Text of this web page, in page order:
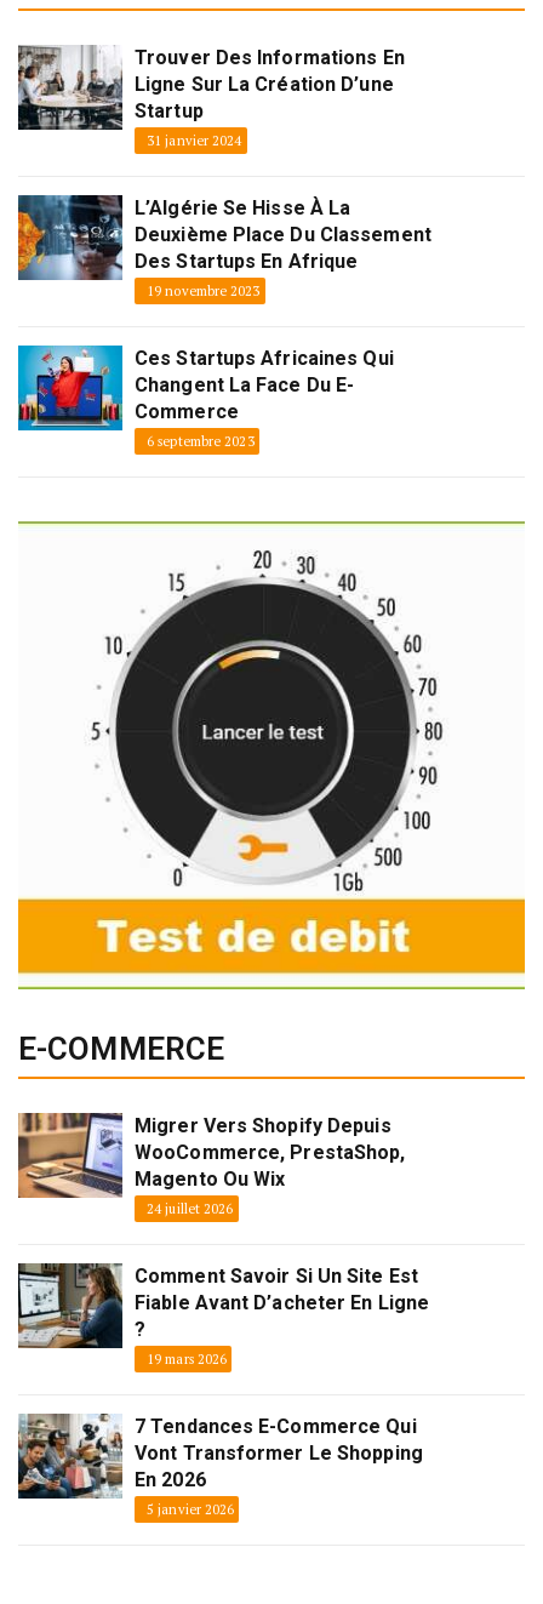
Trouver Des Informations En
Ligne Sur La Création D’une
Startup
31 janvier 2024
L’Algérie Se Hisse À La
Deuxième Place Du Classement
Des Startups En Afrique
19 novembre 2023
Ces Startups Africaines Qui
Changent La Face Du E-
Commerce
6 septembre 2023
E-COMMERCE
Migrer Vers Shopify Depuis
WooCommerce, PrestaShop,
Magento Ou Wix
24 juillet 2026
Comment Savoir Si Un Site Est
Fiable Avant D’acheter En Ligne
?
19 mars 2026
7 Tendances E-Commerce Qui
Vont Transformer Le Shopping
En 2026
5 janvier 2026